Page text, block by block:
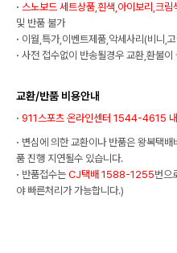
· 스노보드 세트상품,흰색,아이보리,크림
및 반품 불가
· 이월,특가,이벤트제품,악세사리(비니,
· 사전 접수없이 반송될경우 교환,환불이
교환/반품 비용안내
· 911스포츠 온라인센터 1544-4615
· 변심에 의한 교환이나 반품은 왕복택
품 진행 지연될수 있습니다.
· 반품접수는 CJ택배 1588-1255번으
야 빠른처리가 가능합니다.)